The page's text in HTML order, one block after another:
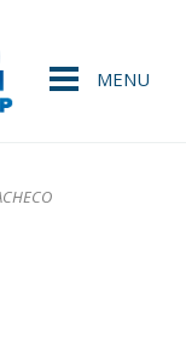
MENU